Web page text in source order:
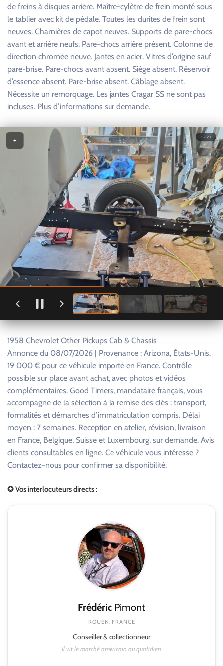
de freins à disques arrière. Maître-cylètre de frein monté sous
le tablier avec kit de pédale. Toutes les durites de frein sont
neuves. Charnières de capot neuves. Supports de pare-chocs
avant et arrière neufs. Pare-chocs arrière présent. Colonne de
direction chromée neuve. Jantes en acier. Vitres d’origine sauf
pare-brise. Pare-chocs avant absent. Siège absent. Réservoir
d’essence absent. Pare-brise absent. Câblage absent.
Nécessite un remorquage. Les jantes Cragar SS ne sont pas
incluses. Plus d’informations sur demande.
1 / 27
+
1958 Chevrolet Other Pickups Cab & Chassis
Annonce du 08/07/2026 | Provenance : Arizona, États-Unis.
19 000 € pour ce véhicule importé en France. Contrôle
possible sur place avant achat, avec photos et vidéos
complémentaires. Good Timers, mandataire français, vous
accompagne de la sélection à la remise des clés : transport,
formalités et démarches d’immatriculation compris. Délai
moyen : 7 semaines. Reception en atelier, révision, livraison
en France, Belgique, Suisse et Luxembourg, sur demande. Avis
clients consultables en ligne. Ce véhicule vous intéresse ?
Contactez-nous pour confirmer sa disponibilité.
✪ Vos interlocuteurs directs :
Frédéric Pimont
ROUEN, FRANCE
Conseiller & collectionneur
Il vit le marché américain au quotidien